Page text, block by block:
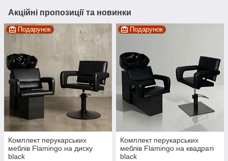
Акційні пропозиції та новинки
Подарунок
Комплект перукарських
меблів Flamingo на диску
black
Подарунок
Комплект перукарських
меблів Flamingo на квадраті
black